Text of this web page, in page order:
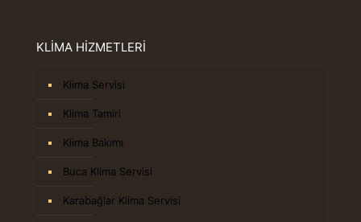
KLİMA HİZMETLERİ
Klima Servisi
Klima Tamiri
Klima Bakımı
Buca Klima Servisi
Karabağlar Klima Servisi